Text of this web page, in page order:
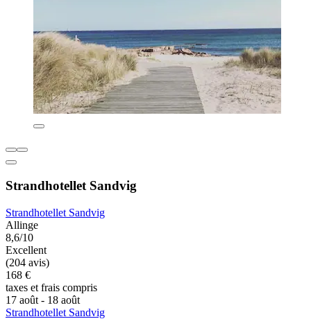
Strandhotellet Sandvig
Strandhotellet Sandvig
Allinge
8,6/10
Excellent
(204 avis)
168 €
taxes et frais compris
17 août - 18 août
Strandhotellet Sandvig